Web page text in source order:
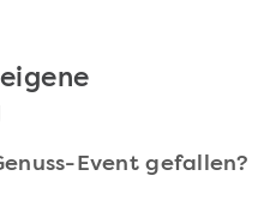
Event gefallen?